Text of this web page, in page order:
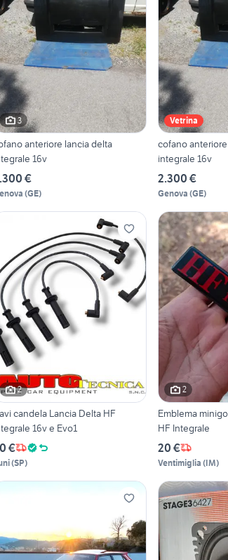
3
anteriore lancia delta
16v
€
(GE)
Vetrina
cofano
integrale 16v
2.300 €
Genova (GE)
2
candela Lancia Delta HF
16v e Evo1
€
(SP)
2
Emblema
HF Integrale
20 €
Ventimiglia (IM)